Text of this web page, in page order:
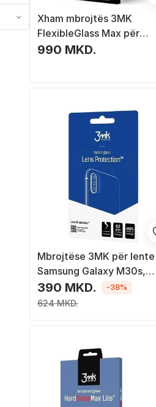
Xham mbrojtës 3MK
FlexibleGlass Max për
Samsung J7 2017
990 MKD.
Mbrojtëse 3MK për
Samsung Galaxy M30s,
transparente, 4 copë
390 MKD.
624 MKD.
-38%